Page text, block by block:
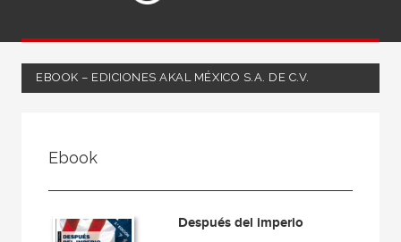
EBOOK – EDICIONES AKAL MÉXICO S.A. DE C.V.
Ciencias humanas y sociales
Política
Teoría política
Ebook
Después del imperio